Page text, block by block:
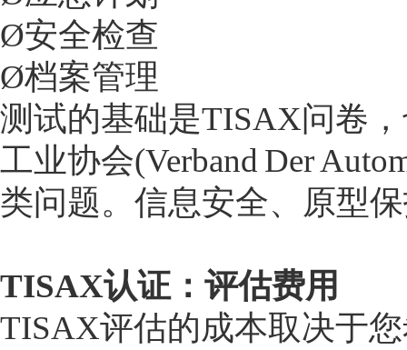
Ø安全检查
Ø档案管理
测试的基础是TISAX问卷
工业协会(Verband Der
类问题。信息安全、原型
TISAX认证：评估费用
TISAX评估的成本取决于